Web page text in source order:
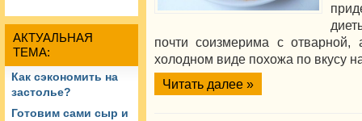
АКТУАЛЬНАЯ
ТЕМА:
Как сэкономить на
застолье?
Готовим сами сыр и
почти соизмерима с отварной,
холодном виде похожа по вкусу
Читать далее »